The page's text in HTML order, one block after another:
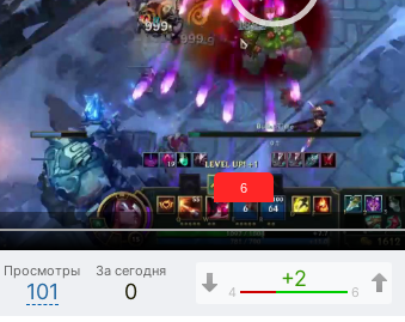
5
Просмотры
101
За сегодня
0
+2
4 6